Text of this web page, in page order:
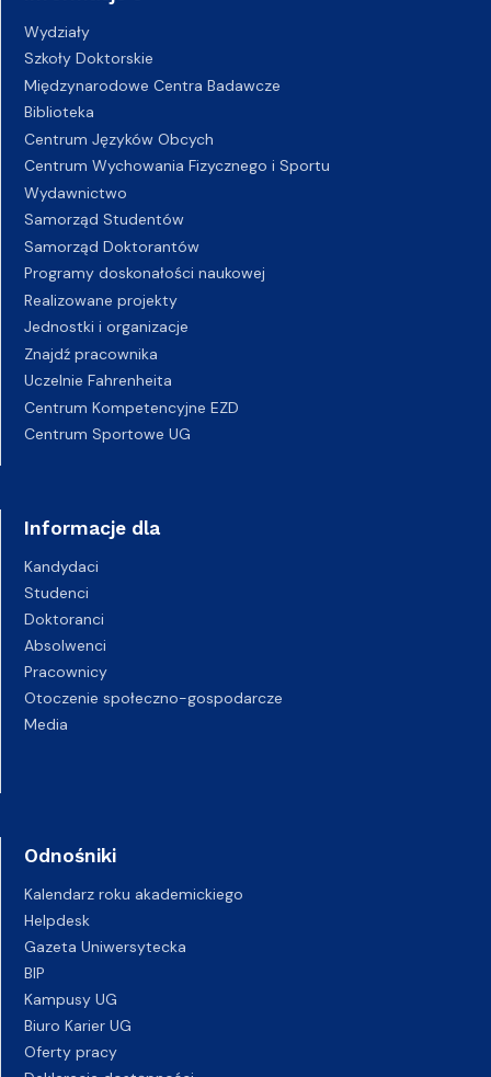
Wydziały
Szkoły Doktorskie
Międzynarodowe Centra Badawcze
Biblioteka
Centrum Języków Obcych
Centrum Wychowania Fizycznego i Sportu
Wydawnictwo
Samorząd Studentów
Samorząd Doktorantów
Programy doskonałości naukowej
Realizowane projekty
Jednostki i organizacje
Znajdź pracownika
Uczelnie Fahrenheita
Centrum Kompetencyjne EZD
Centrum Sportowe UG
Informacje dla
Kandydaci
Studenci
Doktoranci
Absolwenci
Pracownicy
Otoczenie społeczno-gospodarcze
Media
Odnośniki
Kalendarz roku akademickiego
Helpdesk
Gazeta Uniwersytecka
BIP
Kampusy UG
Biuro Karier UG
Oferty pracy